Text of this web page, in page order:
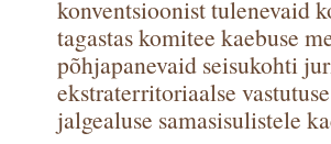
konventsioonist tulenevaid
tagastas komitee kaebuse
põhjapanevaid seisukohti
ekstraterritoriaalse
jalgealuse samasisulistele